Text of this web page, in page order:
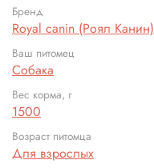
Бренд
Royal canin (Роял Канин)
Ваш питомец
Собака
Вес корма, г
1500
Возраст питомца
Для взрослых